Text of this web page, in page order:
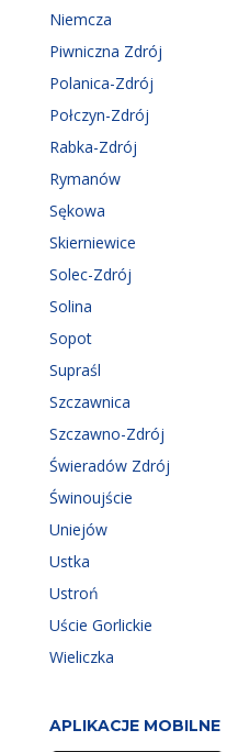
Niemcza
Piwniczna Zdrój
Polanica-Zdrój
Połczyn-Zdrój
Rabka-Zdrój
Rymanów
Sękowa
Skierniewice
Solec-Zdrój
Solina
Sopot
Supraśl
Szczawnica
Szczawno-Zdrój
Świeradów Zdrój
Świnoujście
Uniejów
Ustka
Ustroń
Uście Gorlickie
Wieliczka
APLIKACJE MOBILNE